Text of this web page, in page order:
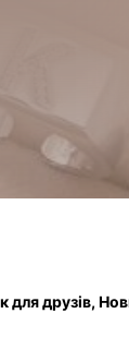
для друзів,